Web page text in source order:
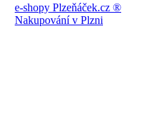
e-shopy Plzeňáček.cz ®
Nakupování v Plzni